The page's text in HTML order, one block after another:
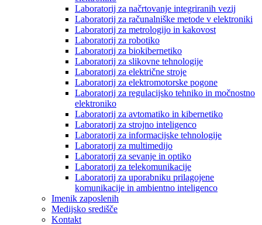
Laboratorij za načrtovanje integriranih vezij
Laboratorij za računalniške metode v elektroniki
Laboratorij za metrologijo in kakovost
Laboratorij za robotiko
Laboratorij za biokibernetiko
Laboratorij za slikovne tehnologije
Laboratorij za električne stroje
Laboratorij za elektromotorske pogone
Laboratorij za regulacijsko tehniko in močnostno
elektroniko
Laboratorij za avtomatiko in kibernetiko
Laboratorij za strojno inteligenco
Laboratorij za informacijske tehnologije
Laboratorij za multimedijo
Laboratorij za sevanje in optiko
Laboratorij za telekomunikacije
Laboratorij za uporabniku prilagojene
komunikacije in ambientno inteligenco
Imenik zaposlenih
Medijsko središče
Kontakt